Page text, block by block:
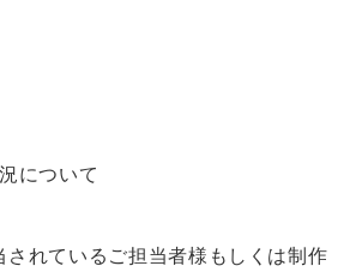
について
されているご担当者様もしくは制作